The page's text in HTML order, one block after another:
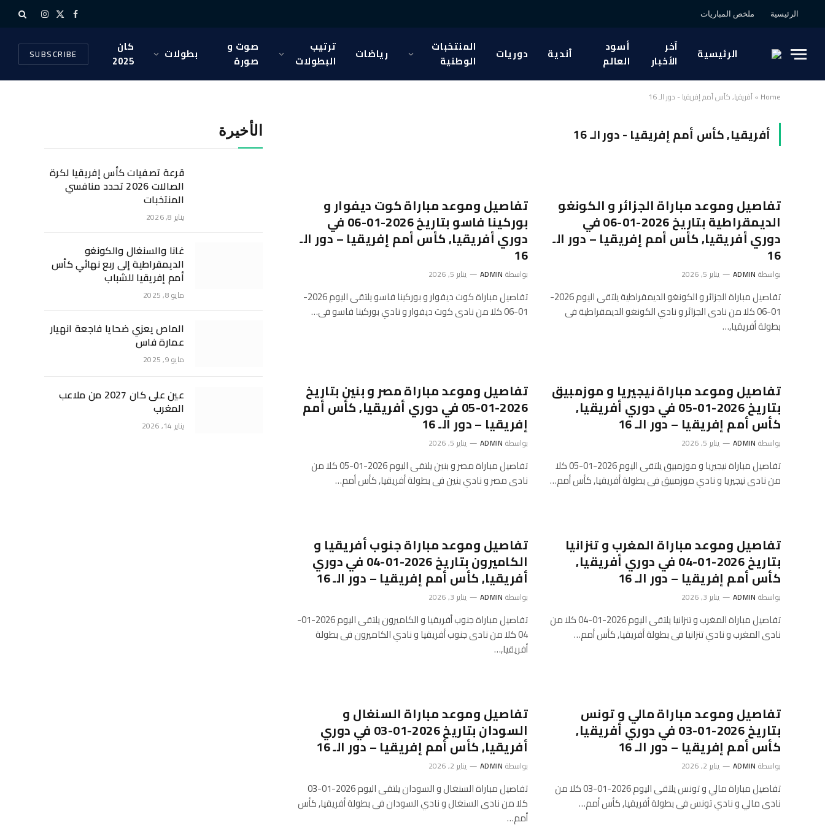
الرئيسية ملخص المباريات فيسبوك
X
الانستغرام
الرئيسية
آخر
الأخبار
أسود
العالم
أندية دوريات
المنتخبات
الوطنية
رياضات
ترتيب
البطولات
صوت و
صورة
بطولات
كان
2025
SUBSCRIBE
Home
»أفريقيا, كأس أمم إفريقيا - دور الـ 16
أفريقيا, كأس أمم إفريقيا - دور الـ 16
تفاصيل وموعد مباراة الجزائر و الكونغو
الديمقراطية بتاريخ 2026-01-06 في
دوري أفريقيا, كأس أمم إفريقيا – دور الـ
16
بواسطة ADMIN يناير 5, 2026
تفاصيل مباراة الجزائر و الكونغو الديمقراطية يلتقى اليوم 2026-
01-06 كلا من نادى الجزائر و نادي الكونغو الديمقراطية فى
بطولة أفريقيا,…
تفاصيل وموعد مباراة كوت ديفوار و
بوركينا فاسو بتاريخ 2026-01-06 في
دوري أفريقيا, كأس أمم إفريقيا – دور الـ
16
بواسطة ADMIN يناير 5, 2026
تفاصيل مباراة كوت ديفوار و بوركينا فاسو يلتقى اليوم 2026-
01-06 كلا من نادى كوت ديفوار و نادي بوركينا فاسو فى…
تفاصيل وموعد مباراة نيجيريا و موزمبيق
بتاريخ 2026-01-05 في دوري أفريقيا,
كأس أمم إفريقيا – دور الـ 16
بواسطة ADMIN يناير 5, 2026
تفاصيل مباراة نيجيريا و موزمبيق يلتقى اليوم 2026-01-05 كلا
من نادى نيجيريا و نادي موزمبيق فى بطولة أفريقيا, كأس أمم…
تفاصيل وموعد مباراة مصر و بنين بتاريخ
2026-01-05 في دوري أفريقيا, كأس أمم
إفريقيا – دور الـ 16
بواسطة ADMIN يناير 5, 2026
تفاصيل مباراة مصر و بنين يلتقى اليوم 2026-01-05 كلا من
نادى مصر و نادي بنين فى بطولة أفريقيا, كأس أمم…
تفاصيل وموعد مباراة المغرب و تنزانيا
بتاريخ 2026-01-04 في دوري أفريقيا,
كأس أمم إفريقيا – دور الـ 16
بواسطة ADMIN يناير 3, 2026
تفاصيل مباراة المغرب و تنزانيا يلتقى اليوم 2026-01-04 كلا من
نادى المغرب و نادي تنزانيا فى بطولة أفريقيا, كأس أمم…
تفاصيل وموعد مباراة جنوب أفريقيا و
الكاميرون بتاريخ 2026-01-04 في دوري
أفريقيا, كأس أمم إفريقيا – دور الـ 16
بواسطة ADMIN يناير 3, 2026
تفاصيل مباراة جنوب أفريقيا و الكاميرون يلتقى اليوم 2026-01-
04 كلا من نادى جنوب أفريقيا و نادي الكاميرون فى بطولة
أفريقيا,…
تفاصيل وموعد مباراة مالي و تونس
بتاريخ 2026-01-03 في دوري أفريقيا,
كأس أمم إفريقيا – دور الـ 16
بواسطة ADMIN يناير 2, 2026
تفاصيل مباراة مالي و تونس يلتقى اليوم 2026-01-03 كلا من
نادى مالي و نادي تونس فى بطولة أفريقيا, كأس أمم…
تفاصيل وموعد مباراة السنغال و
السودان بتاريخ 2026-01-03 في دوري
أفريقيا, كأس أمم إفريقيا – دور الـ 16
بواسطة ADMIN يناير 2, 2026
تفاصيل مباراة السنغال و السودان يلتقى اليوم 2026-01-03
كلا من نادى السنغال و نادي السودان فى بطولة أفريقيا, كأس
أمم…
الأخيرة
قرعة تصفيات كأس إفريقيا لكرة
الصالات 2026 تحدد منافسي
المنتخبات
يناير 8, 2026
غانا والسنغال والكونغو
الديمقراطية إلى ربع نهائي كأس
أمم إفريقيا للشباب
مايو 8, 2025
الماص يعزي ضحايا فاجعة انهيار
عمارة فاس
مايو 9, 2025
عين على كان 2027 من ملاعب
المغرب
يناير 14, 2026